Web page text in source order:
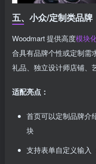
五、小众/定制类品牌
Woodmart 提供高度模块
合具有品牌个性或定制需
礼品、独立设计师店铺、
适配亮点：
首页可以定制品牌介
块
支持表单自定义输入